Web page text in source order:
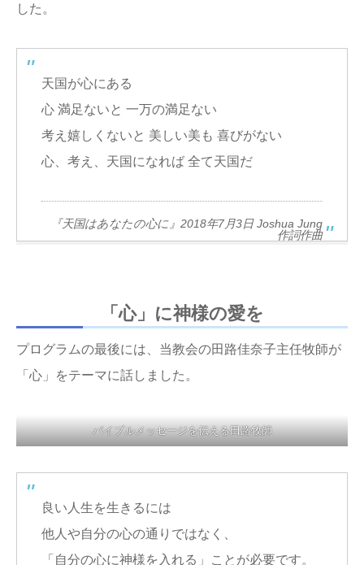
した。
天国が心にある
心 満足ないと 一万の満足ない
考え嬉しくないと 美しい美も 喜びがない
心、考え、天国になれば 全て天国だ
『天国はあなたの心に』2018年7月3日 Joshua Jung
作詞作曲
「心」に神様の愛を
プログラムの最後には、当教会の田路佳奈子主任牧師が
「心」をテーマに話しました。
バイブルメッセージを伝える田路牧師
良い人生を生きるには
他人や自分の心の通りではなく、
「自分の心に神様を入れる」ことが必要です。